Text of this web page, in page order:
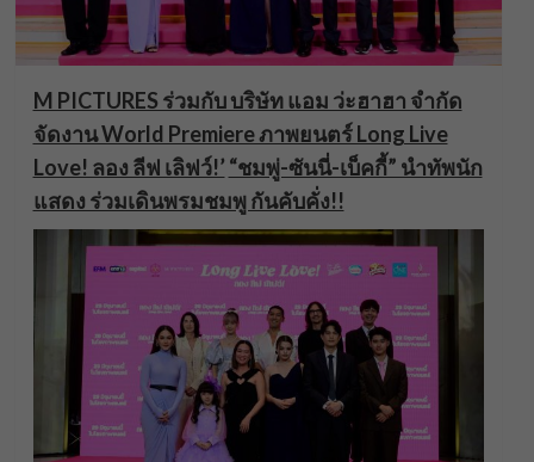
M PICTURES ร่วมกับ บริษัท แอม ว่ะฮาฮา จำกัด
จัดงาน World Premiere ภาพยนตร์ Long Live
Love! ลอง ลีฟ เลิฟว์!’ “ชมพู่-ซันนี่-เบ็คกี้” นำทัพนัก
แสดง ร่วมเดินพรมชมพู กันคับคั่ง!!